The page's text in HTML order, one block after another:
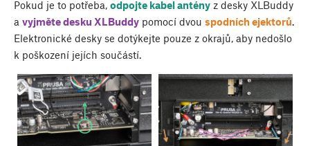
Pokud je to potřeba, odpojte kabel antény z desky XLBuddy
a vyjměte desku XLBuddy pomocí dvou spodních ejektorů.
Elektronické desky se dotýkejte pouze z okrajů, aby nedošlo
k poškození jejích součástí.